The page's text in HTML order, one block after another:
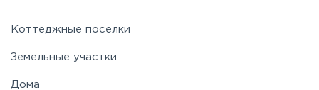
Коттеджные поселки
Земельные участки
Дома